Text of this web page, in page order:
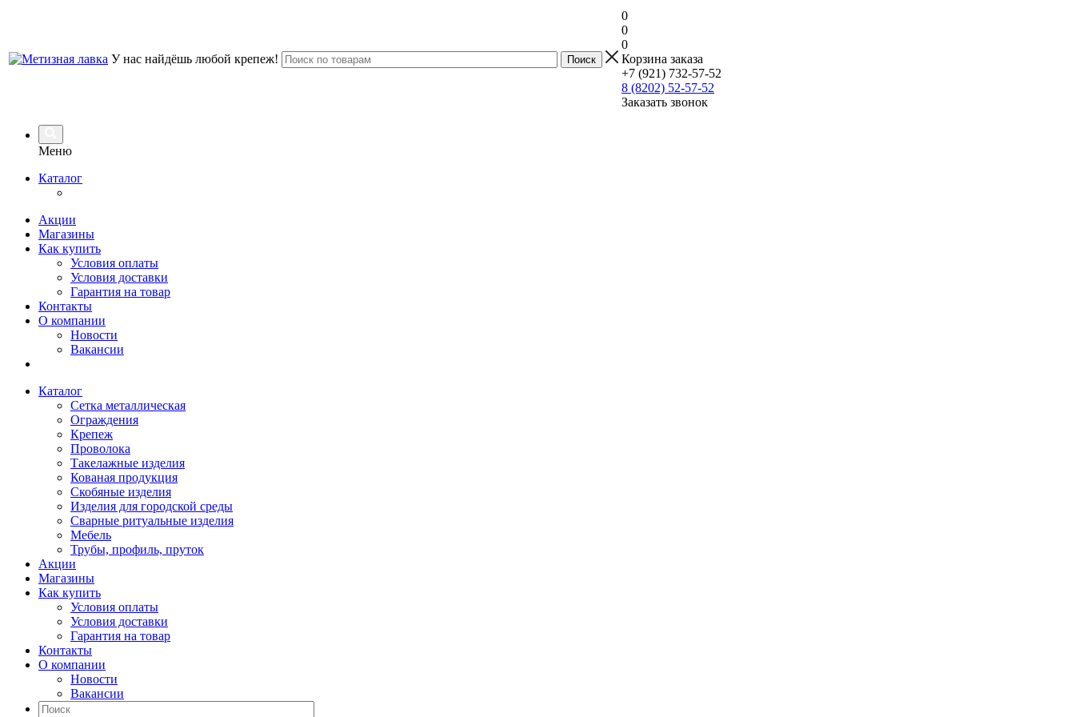
У нас найдёшь любой крепеж!
0
0
0
Корзина заказа
+7 (921) 732-57-52
8 (8202) 52-57-52
Заказать звонок
Меню
Каталог
Акции
Магазины
Как купить
Условия оплаты
Условия доставки
Гарантия на товар
Контакты
О компании
Новости
Вакансии
Каталог
Сетка металлическая
Ограждения
Крепеж
Проволока
Такелажные изделия
Кованая продукция
Скобяные изделия
Изделия для городской среды
Сварные ритуальные изделия
Мебель
Трубы, профиль, пруток
Акции
Магазины
Как купить
Условия оплаты
Условия доставки
Гарантия на товар
Контакты
О компании
Новости
Вакансии